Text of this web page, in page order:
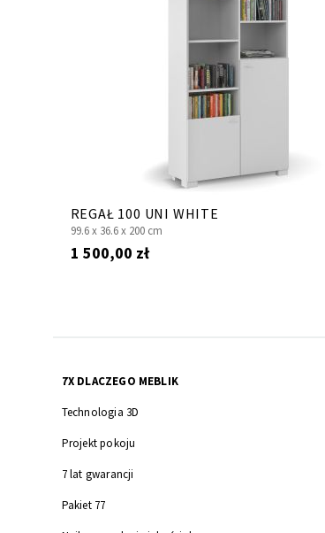
REGAŁ 100 UNI WHITE
99.6 x 36.6 x 200 cm
1 500,00 zł
7X DLACZEGO MEBLIK
Technologia 3D
Projekt pokoju
7 lat gwarancji
Pakiet 77